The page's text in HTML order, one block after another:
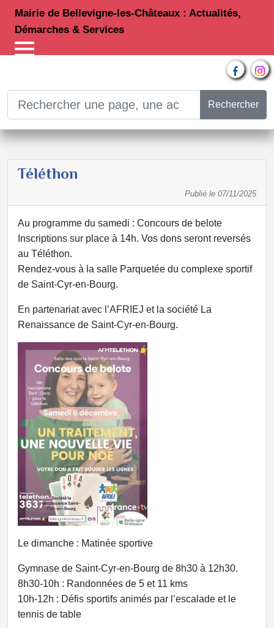
Mairie de Bellevigne-les-Châteaux : Actualités,
Démarches & Services
Rechercher
Téléthon
Publié le 07/11/2025
Au programme du samedi : Concours de belote
Inscriptions sur place à 14h. Vos dons seront reversés
au Téléthon.
Rendez-vous à la salle Parquetée du complexe sportif
de Saint-Cyr-en-Bourg.
En partenariat avec l’AFRIEJ et la société La
Renaissance de Saint-Cyr-en-Bourg.
Le dimanche : Matinée sportive
Gymnase de Saint-Cyr-en-Bourg de 8h30 à 12h30.
8h30-10h : Randonnées de 5 et 11 kms
10h-12h : Défis sportifs animés par l’escalade et le
tennis de table